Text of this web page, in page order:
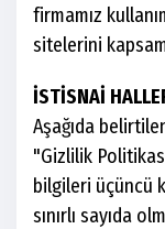
firmamız
sitelerini
İSTİSNAİ
Aşağıda
"Gizlilik
bilgileri üçüncü
sınırlı sayıda